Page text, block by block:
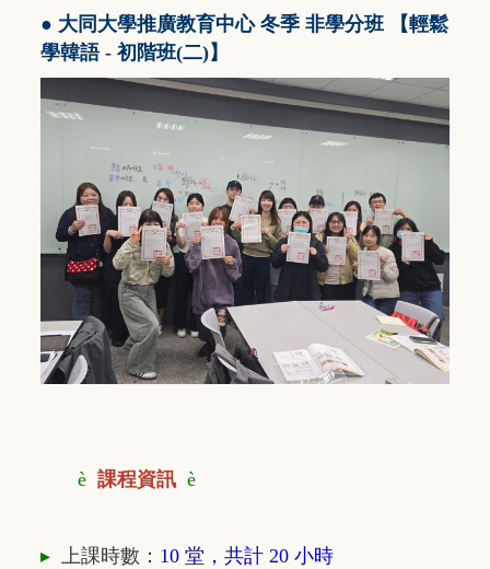
● 大同大學推廣教育中心 冬季 非學分班 【輕鬆
學韓語 - 初階班(二)】
è 課程資訊 è
▸ 上課時數： 10 堂，共計 20 小時